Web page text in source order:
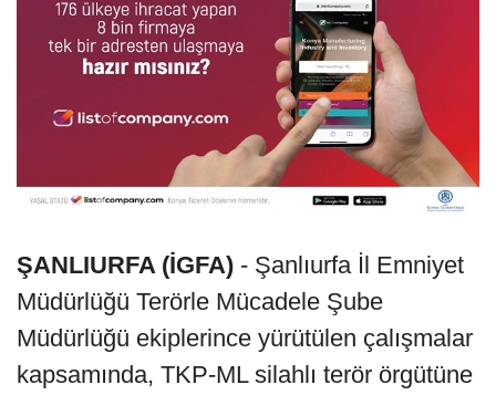
ŞANLIURFA (İGFA) - Şanlıurfa İl Emniyet
Müdürlüğü Terörle Mücadele Şube
Müdürlüğü ekiplerince yürütülen çalışmalar
kapsamında, TKP-ML silahlı terör örgütüne